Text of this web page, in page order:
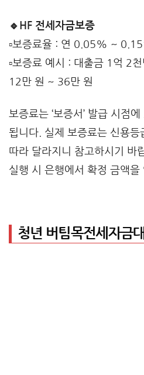
🔹HF 전세자금보증
▫️보증료율 : 연 0.05% ~
▫️보증료 예시 : 대출금 1억 2
12만 원 ~ 36만 원
보증료는 ‘보증서’ 발급 시점
됩니다. 실제 보증료는 신용등
따라 달라지니 참고하시기 바
실행 시 은행에서 확정 금액을
청년 버팀목전세자금